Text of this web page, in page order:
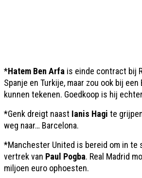
*Hatem Ben Arfa is einde contract bij
Spanje en Turkije, maar zou ook bij
kunnen tekenen. Goedkoop is hij
*Genk dreigt naast Ianis Hagi te
weg naar… Barcelona.
*Manchester United is bereid om in te
vertrek van Paul Pogba. Real Madrid
miljoen euro ophoesten.